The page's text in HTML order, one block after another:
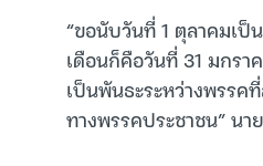
“ขอนับวันที่ 1 ตุลาคมเป็
เดือนก็คือวันที่ 31 มกร
เป็นพันธะระหว่างพรรค
ทางพรรคประชาชน” นา